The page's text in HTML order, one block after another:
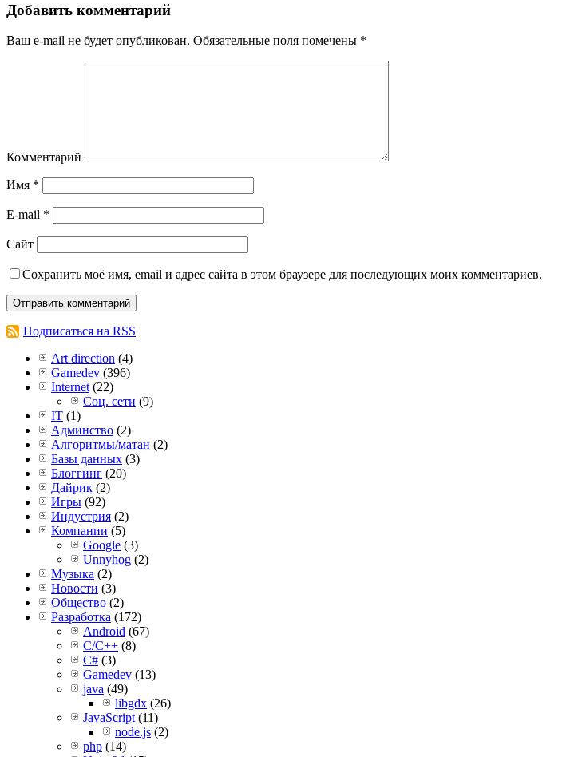
Добавить комментарий
Ваш e-mail не будет опубликован. Обязательные поля помечены *
Комментарий
Имя *
E-mail *
Сайт
Сохранить моё имя, email и адрес сайта в этом браузере для последующих моих комментариев.
Подписаться на RSS
Art direction (4)
Gamedev (396)
Internet (22)
Соц. сети (9)
IT (1)
Админство (2)
Алгоритмы/матан (2)
Базы данных (3)
Блоггинг (20)
Дайрик (2)
Игры (92)
Индустрия (2)
Компании (5)
Google (3)
Unnyhog (2)
Музыка (2)
Новости (3)
Общество (2)
Разработка (172)
Android (67)
C/C++ (8)
C# (3)
Gamedev (13)
java (49)
libgdx (26)
JavaScript (11)
node.js (2)
php (14)